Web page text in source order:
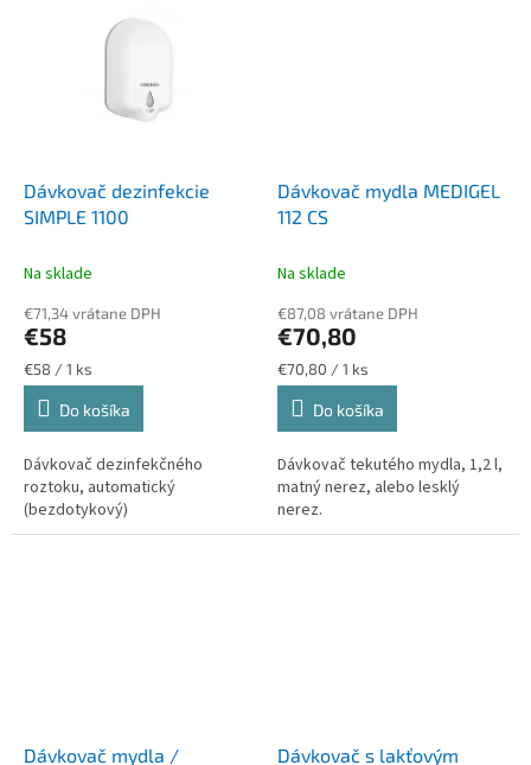
Dávkovač dezinfekcie
SIMPLE 1100
Na sklade
€71,34 vrátane DPH
€58
Jednotková
cena:
€58 / 1 ks
Do košíka
Dávkovač dezinfekčného
roztoku, automatický
(bezdotykový)
Dávkovač mydla MEDIGEL
112 CS
Na sklade
€87,08 vrátane DPH
€70,80
Jednotková
cena:
€70,80 / 1 ks
Do košíka
Dávkovač tekutého mydla, 1,2 l,
matný nerez, alebo lesklý
nerez.
Dávkovač mydla /
Dávkovač s lakťovým